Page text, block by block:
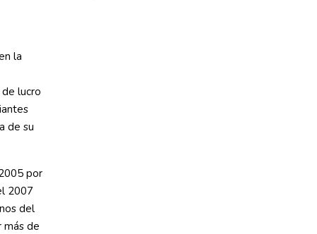
la
lucro
de su
por
2007
del
más de